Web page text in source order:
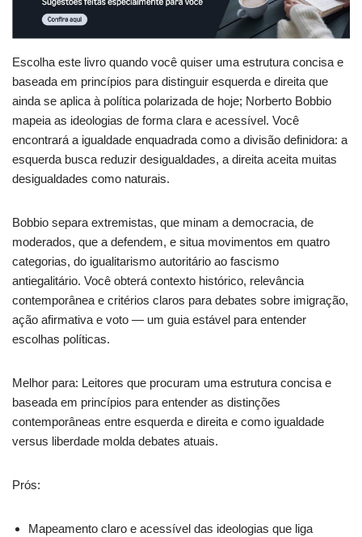
Escolha este livro quando você quiser uma estrutura concisa e
baseada em princípios para distinguir esquerda e direita que
ainda se aplica à política polarizada de hoje; Norberto Bobbio
mapeia as ideologias de forma clara e acessível. Você
encontrará a igualdade enquadrada como a divisão definidora: a
esquerda busca reduzir desigualdades, a direita aceita muitas
desigualdades como naturais.
Bobbio separa extremistas, que minam a democracia, de
moderados, que a defendem, e situa movimentos em quatro
categorias, do igualitarismo autoritário ao fascismo
antiegalitário. Você obterá contexto histórico, relevância
contemporânea e critérios claros para debates sobre imigração,
ação afirmativa e voto — um guia estável para entender
escolhas políticas.
Melhor para: Leitores que procuram uma estrutura concisa e
baseada em princípios para entender as distinções
contemporâneas entre esquerda e direita e como igualdade
versus liberdade molda debates atuais.
Prós:
Mapeamento claro e acessível das ideologias que liga